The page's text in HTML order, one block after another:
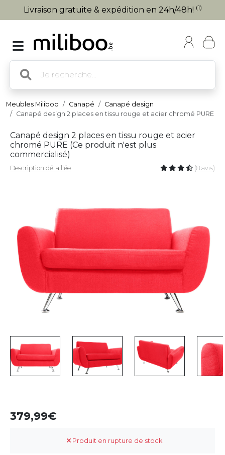
Livraison gratuite & expédition en 24h/48h! (1)
Meubles Miliboo Canapé
Canapé design
Canapé design 2 places en tissu rouge et acier chromé PURE
Canapé design 2 places en tissu rouge et acier
chromé PURE (Ce produit n'est plus
commercialisé)
Description détaillée (8 avis)
379,99
Produit en rupture de stock